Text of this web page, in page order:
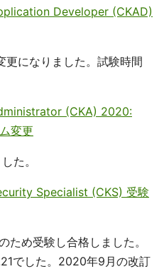
Developer (CKAD)
になりました。試験時間
(CKA) 2020:
変更
た。
Specialist (CKS) 受験
ため受験し合格しました。
でした。2020年9月の改訂